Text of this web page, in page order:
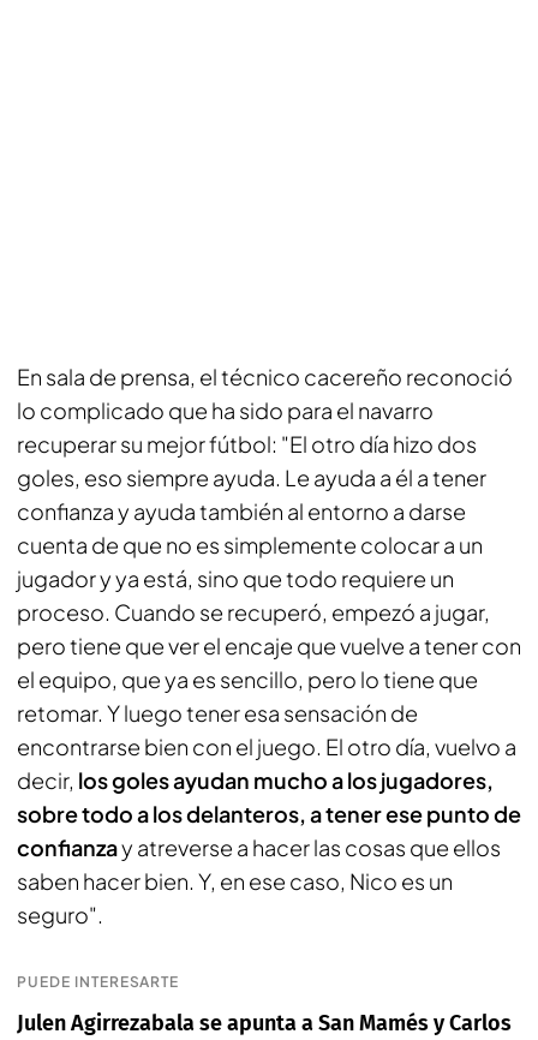
En sala de prensa, el técnico cacereño reconoció
lo complicado que ha sido para el navarro
recuperar su mejor fútbol: "El otro día hizo dos
goles, eso siempre ayuda. Le ayuda a él a tener
confianza y ayuda también al entorno a darse
cuenta de que no es simplemente colocar a un
jugador y ya está, sino que todo requiere un
proceso. Cuando se recuperó, empezó a jugar,
pero tiene que ver el encaje que vuelve a tener con
el equipo, que ya es sencillo, pero lo tiene que
retomar. Y luego tener esa sensación de
encontrarse bien con el juego. El otro día, vuelvo a
decir, los goles ayudan mucho a los jugadores,
sobre todo a los delanteros, a tener ese punto de
confianzay atreverse a hacer las cosas que ellos
saben hacer bien. Y, en ese caso, Nico es un
seguro".
PUEDE INTERESARTE
Julen Agirrezabala se apunta a San Mamés y Carlos